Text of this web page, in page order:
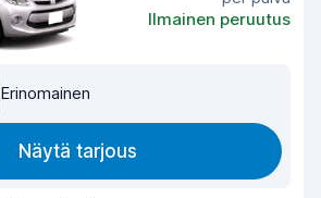
Ilmainen peruutus
Erinomainen
Näytä tarjous